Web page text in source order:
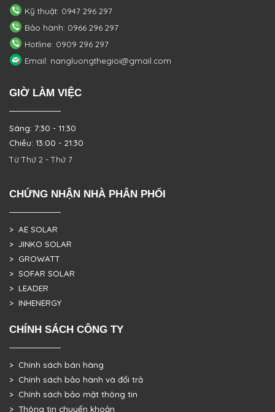
Kỹ thuật: 0947 296 297
Bảo hành: 0966 296 297
Hotline: 0909 296 297
Email: nangluongthegioi@gmail.com
GIỜ LÀM VIỆC
Sáng: 7:30 - 11:30
Chiều: 13:00 - 21:30
Từ Thứ 2 - Thứ 7
CHỨNG NHẬN NHÀ PHÂN PHỐI
> AE SOLAR
> JINKO SOLAR
> GROWATT
> SOFAR SOLAR
> LEADER
> INHENERGY
CHÍNH SÁCH CÔNG TY
> Chính sách bán hàng
> Chính sách bảo hành và đổi trả
> Chính sách bảo mật thông tin
> Thông tin chuyển khoản